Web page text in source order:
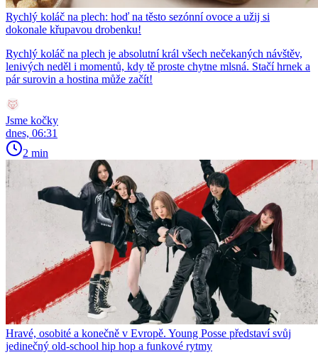
Rychlý koláč na plech: hoď na těsto sezónní ovoce a užij si
dokonale křupavou drobenku!
Rychlý koláč na plech je absolutní král všech nečekaných návštěv,
lenivých neděl i momentů, kdy tě proste chytne mlsná. Stačí hrnek a
pár surovin a hostina může začít!
Jsme kočky
dnes, 06:31
2 min
Hravé, osobité a konečně v Evropě. Young Posse představí svůj
jedinečný old-school hip hop a funkové rytmy